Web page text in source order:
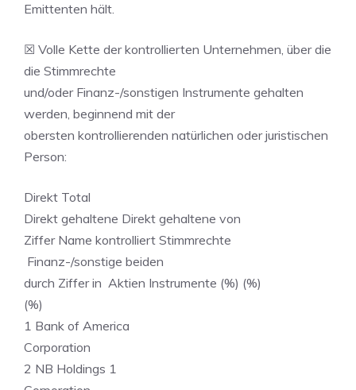
Emittenten hält.
☒ Volle Kette der kontrollierten Unternehmen, über die
die Stimmrechte
und/oder Finanz-/sonstigen Instrumente gehalten
werden, beginnend mit der
obersten kontrollierenden natürlichen oder juristischen
Person:
Direkt Total
Direkt gehaltene Direkt gehaltene von
Ziffer Name kontrolliert Stimmrechte
Finanz-/sonstige beiden
durch Ziffer in Aktien Instrumente (%) (%)
(%)
1 Bank of America
Corporation
2 NB Holdings 1